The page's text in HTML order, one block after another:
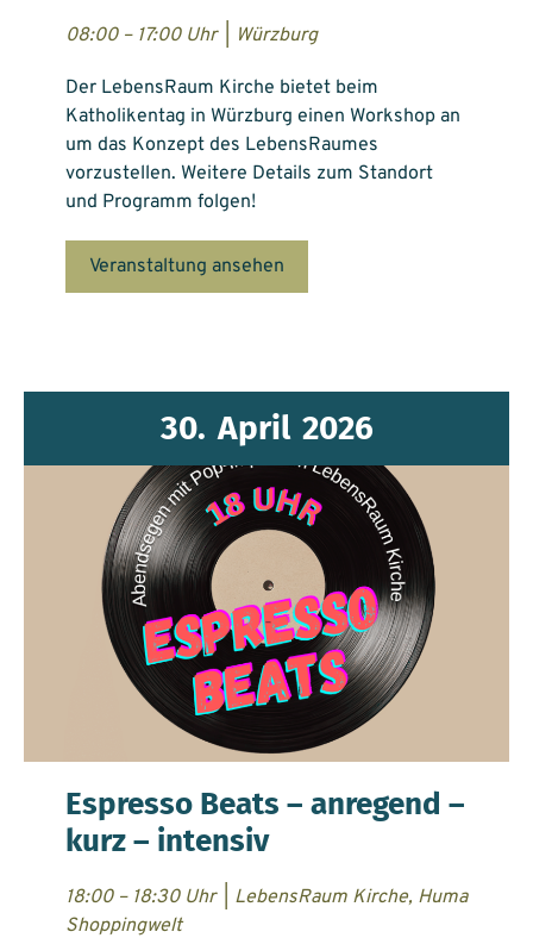
08:00 – 17:00 Uhr Würzburg
Der LebensRaum Kirche bietet beim
Katholikentag in Würzburg einen Workshop an
um das Konzept des LebensRaumes
vorzustellen. Weitere Details zum Standort
und Programm folgen!
Veranstaltung ansehen
30. April 2026
Espresso Beats – anregend –
kurz – intensiv
18:00 – 18:30 Uhr
LebensRaum Kirche, Huma
Shoppingwelt